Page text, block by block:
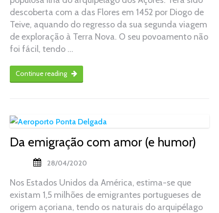
descoberta com a das Flores em 1452 por Diogo de
Teive, aquando do regresso da sua segunda viagem
de exploração à Terra Nova. O seu povoamento não
foi fácil, tendo …
Continue reading
Da emigração com amor (e humor)
28/04/2020
Nos Estados Unidos da América, estima-se que
existam 1,5 milhões de emigrantes portugueses de
origem açoriana, tendo os naturais do arquipélago